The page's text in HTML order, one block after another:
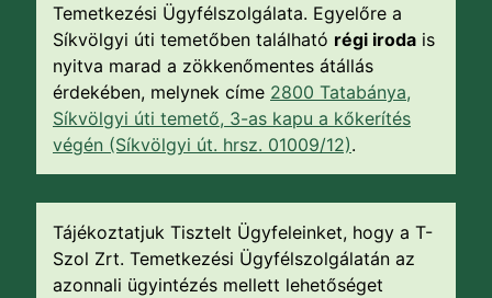
Temetkezési Ügyfélszolgálata. Egyelőre a
Síkvölgyi úti temetőben található régi iroda is
nyitva marad a zökkenőmentes átállás
érdekében, melynek címe 2800 Tatabánya,
Síkvölgyi úti temető, 3-as kapu a kőkerítés
végén (Síkvölgyi út. hrsz. 01009/12).
Tájékoztatjuk Tisztelt Ügyfeleinket, hogy a T-
Szol Zrt. Temetkezési Ügyfélszolgálatán az
azonnali ügyintézés mellett lehetőséget